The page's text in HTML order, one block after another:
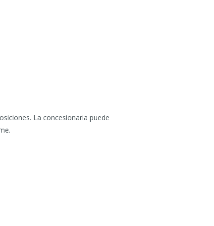
La concesionaria puede